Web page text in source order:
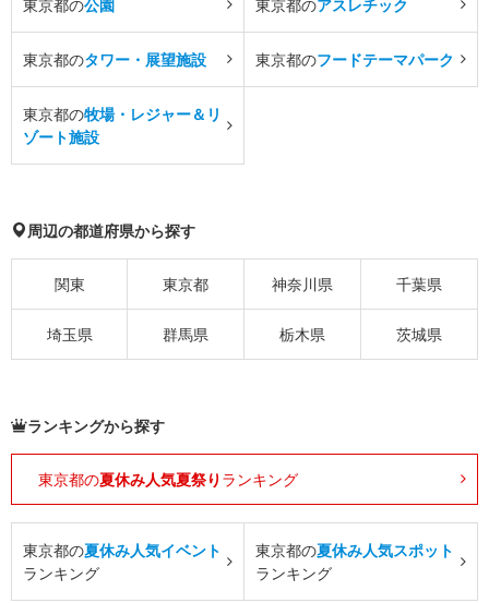
東京都の公園 東京都のアスレチック
東京都のタワー・展望施設 東京都のフードテーマパーク
東京都の牧場・レジャー＆リ
ゾート施設
周辺の都道府県から探す
関東 東京都 神奈川県 千葉県
埼玉県 群馬県 栃木県 茨城県
ランキングから探す
東京都の夏休み人気夏祭り ランキング
東京都の夏休み人気イベント
ランキング
東京都の夏休み人気スポット
ランキング